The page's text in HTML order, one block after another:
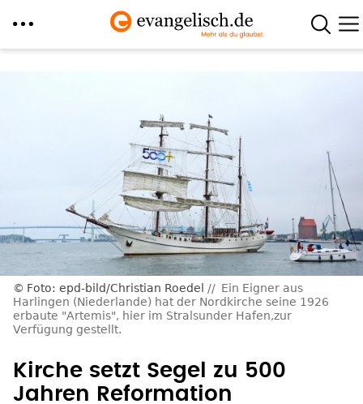
Foto: epd-bild/Christian Roedel
Ein Eigner aus
Harlingen (Niederlande) hat der Nordkirche seine 1926
erbaute "Artemis", hier im Stralsunder Hafen,zur
Verfügung gestellt.
Kirche setzt Segel zu 500
Jahren Reformation